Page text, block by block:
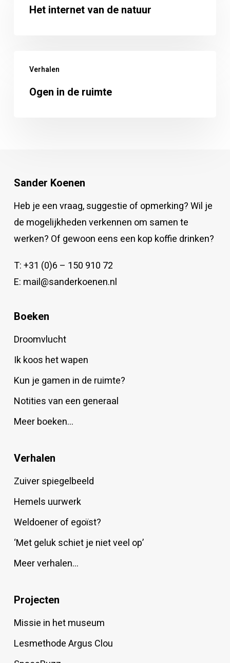
Het internet van de natuur
Verhalen
Ogen in de ruimte
Sander Koenen
Heb je een vraag, suggestie of opmerking? Wil je
de mogelijkheden verkennen om samen te
werken? Of gewoon eens een kop koffie drinken?
T:+31 (0)6 – 150 910 72
E: mail@sanderkoenen.nl
Boeken
Droomvlucht
Ik koos het wapen
Kun je gamen in de ruimte?
Notities van een generaal
Meer boeken…
Verhalen
Zuiver spiegelbeeld
Hemels uurwerk
Weldoener of egoïst?
‘Met geluk schiet je niet veel op’
Meer verhalen…
Projecten
Missie in het museum
Lesmethode Argus Clou